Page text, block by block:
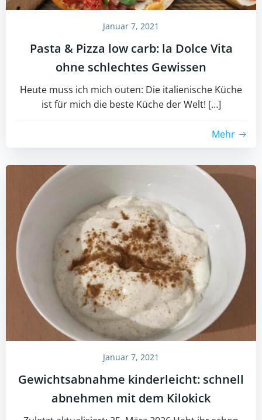
Januar 7, 2021
Pasta & Pizza low carb: la Dolce Vita
ohne schlechtes Gewissen
Heute muss ich mich outen: Die italienische Küche
ist für mich die beste Küche der Welt! […]
Mehr
Januar 7, 2021
Gewichtsabnahme kinderleicht: schnell
abnehmen mit dem Kilokick